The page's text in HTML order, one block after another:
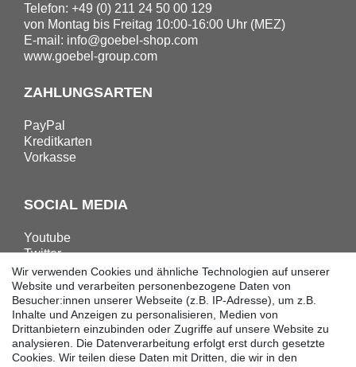
Telefon: +49 (0) 211 24 50 00 129
von Montag bis Freitag 10:00-16:00 Uhr (MEZ)
E-mail: info@goebel-shop.com
www.goebel-group.com
ZAHLUNGSARTEN
PayPal
Kreditkarten
Vorkasse
SOCIAL MEDIA
Youtube
Twitter
Linkedin
Facebook
Instagram
DOWNLOADS
Wir verwenden Cookies und ähnliche Technologien auf unserer
Website und verarbeiten personenbezogene Daten von
Besucher:innen unserer Webseite (z.B. IP-Adresse), um z.B.
Inhalte und Anzeigen zu personalisieren, Medien von
Drittanbietern einzubinden oder Zugriffe auf unsere Website zu
analysieren. Die Datenverarbeitung erfolgt erst durch gesetzte
Cookies. Wir teilen diese Daten mit Dritten, die wir in den